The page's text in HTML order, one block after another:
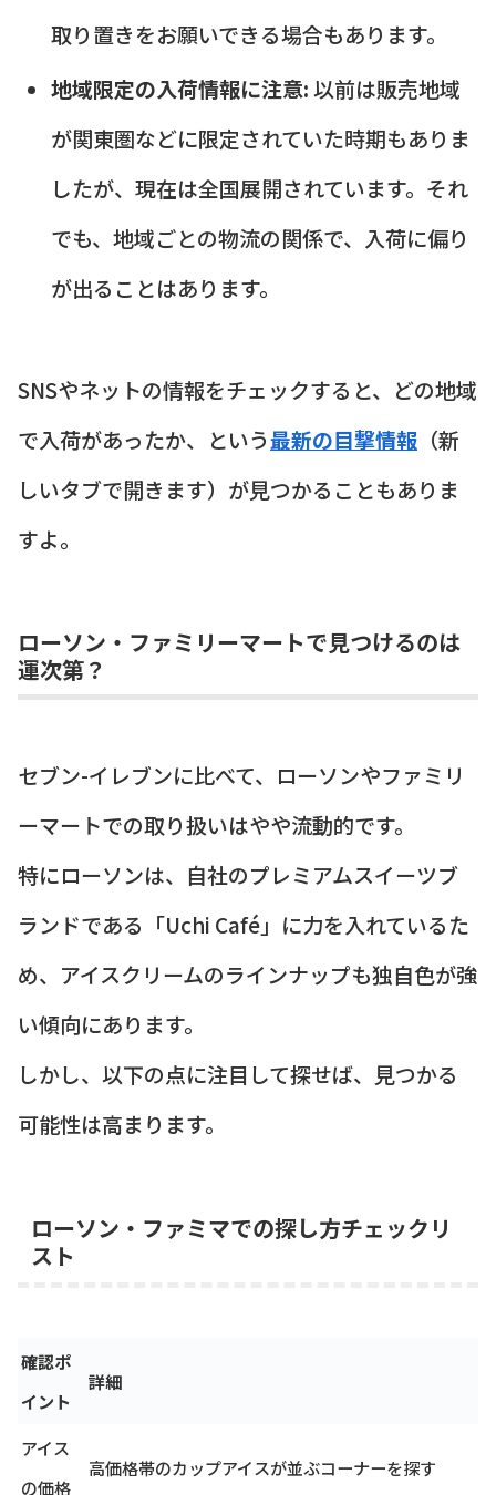
取り置きをお願いできる場合もあります。
地域限定の入荷情報に注意:以前は販売地域
が関東圏などに限定されていた時期もありま
したが、現在は全国展開されています。それ
でも、地域ごとの物流の関係で、入荷に偏り
が出ることはあります。
SNSやネットの情報をチェックすると、どの地域
で入荷があったか、という最新の目撃情報 （新
しいタブで開きます）が見つかることもありま
すよ。
ローソン・ファミリーマートで見つけるのは
運次第？
セブン-イレブンに比べて、ローソンやファミリ
ーマートでの取り扱いはやや流動的です。
特にローソンは、自社のプレミアムスイーツブ
ランドである「Uchi Café」に力を入れているた
め、アイスクリームのラインナップも独自色が強
い傾向にあります。
しかし、以下の点に注目して探せば、見つかる
可能性は高まります。
ローソン・ファミマでの探し方チェックリ
スト
確認ポ
イント
詳細
アイス
の価格
高価格帯のカップアイスが並ぶコーナーを探す